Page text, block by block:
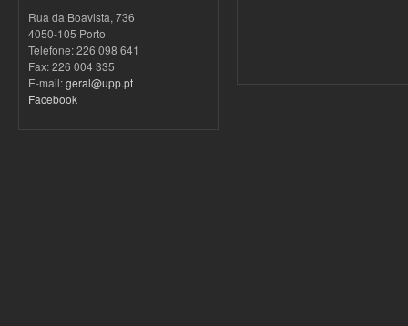
Rua da Boavista, 736
4050-105 Porto
Telefone: 226 098 641
Fax: 226 004 335
E-mail:geral@upp.pt
Facebook